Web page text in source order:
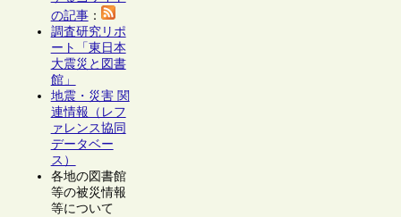
の記事：
調査研究リポ
ート「東日本
大震災と図書
館」
地震・災害 関
連情報（レフ
ァレンス協同
データベー
ス）
各地の図書館
等の被災情報
等について